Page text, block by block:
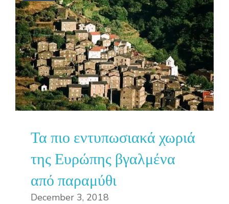
Τα πιο εντυπωσιακά χωριά
της Ευρώπης βγαλμένα
από παραμύθι
December 3, 2018